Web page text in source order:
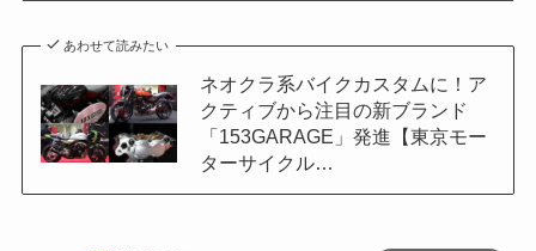
あわせて読みたい
ネオクラ系バイクカスタムに！ア
クティブから注目の新ブランド
「153GARAGE」発進【東京モー
ターサイクル…